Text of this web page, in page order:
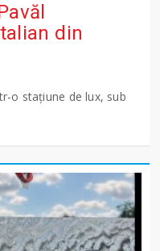
din
o stațiune de lux, sub